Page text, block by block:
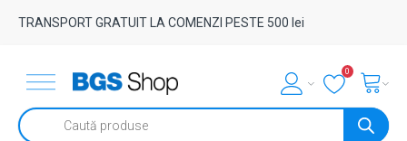
TRANSPORT GRATUIT LA COMENZI PESTE 500 lei
0
Products
search